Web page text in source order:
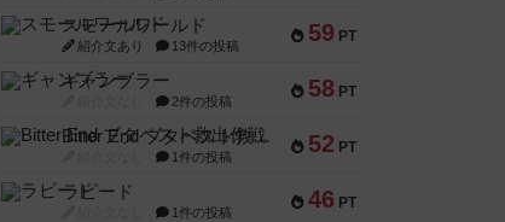
59 PT
スモールワールド
紹介文あり 13件の投稿
58 PT
ギャンブラー
2件の投稿
52 PT
Bitter End ブタペスト救出作戦
1件の投稿
46 PT
ラピード
1件の投稿